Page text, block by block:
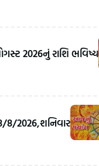
2026નું રાશિ ભવિષ્ય
2026,શનિવાર
દિલ્હીથી
જામનગર
જતો 23